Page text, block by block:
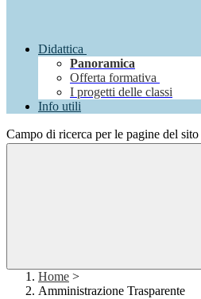
Didattica
Panoramica
Offerta formativa
I progetti delle classi
Info utili
Campo di ricerca per le pagine del sito
Home >
Amministrazione Trasparente